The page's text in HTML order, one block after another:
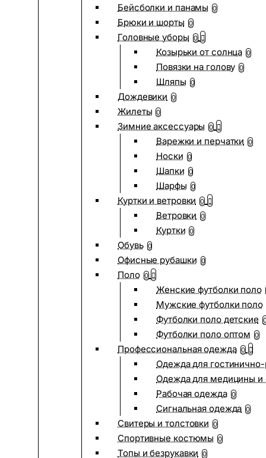
Бейсболки и панамы 0
Брюки и шорты 0
Головные уборы 0
Козырьки от солнца 0
Повязки на голову 0
Шляпы 0
Дождевики 0
Жилеты 0
Зимние аксессуары 0
Варежки и перчатки 0
Носки 0
Шапки 0
Шарфы 0
Куртки и ветровки 0
Ветровки 0
Куртки 0
Обувь 0
Офисные рубашки 0
Поло 0
Женские футболки поло
Мужские футболки поло
Футболки поло детские
Футболки поло оптом 0
Профессиональная одежда 0
Одежда для
Одежда для медицины и
Рабочая одежда 0
Сигнальная одежда 0
Свитеры и толстовки 0
Спортивные костюмы 0
Топы и безрукавки 0